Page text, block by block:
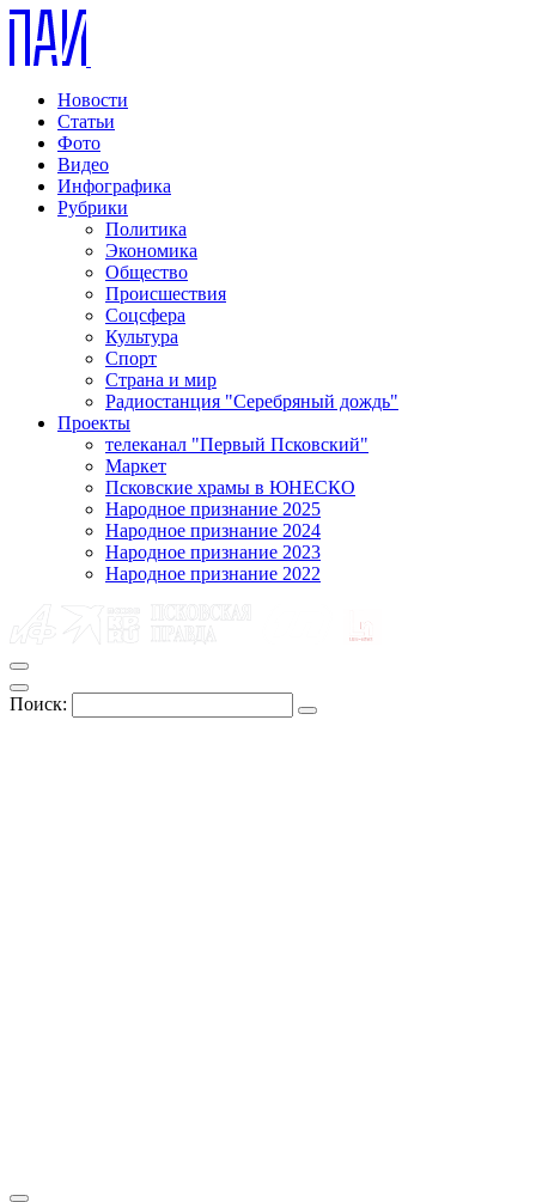
Новости
Статьи
Фото
Видео
Инфографика
Рубрики
Политика
Экономика
Общество
Происшествия
Соцсфера
Культура
Спорт
Страна и мир
Радиостанция "Серебряный дождь"
Проекты
телеканал "Первый Псковский"
Маркет
Псковские храмы в ЮНЕСКО
Народное признание 2025
Народное признание 2024
Народное признание 2023
Народное признание 2022
Поиск: